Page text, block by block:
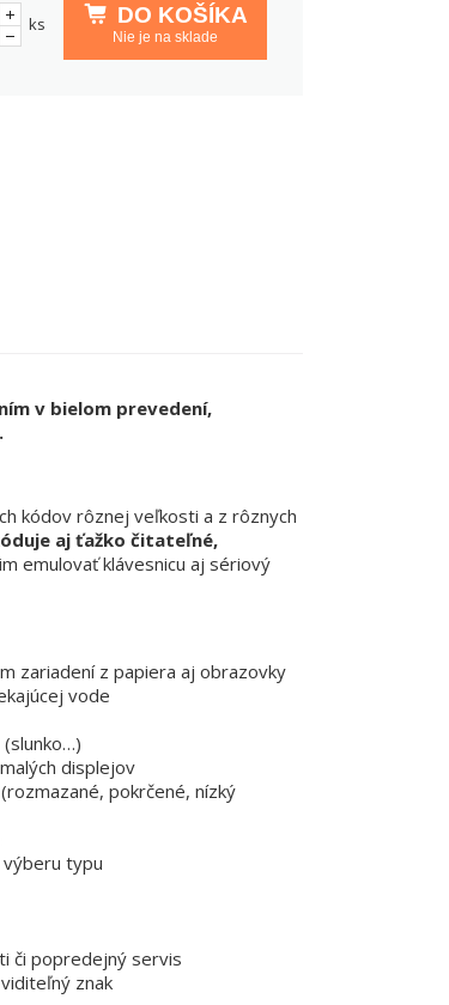
DO KOŠÍKA
Nie je na sklade
ks
v bielom prevedení,
kódov rôznej veľkosti a z rôznych
aj ťažko čitateľné,
emulovať klávesnicu aj sériový
zariadení z papiera aj obrazovky
vode
displejov
pokrčené, nízký
výberu typu
či popredejný servis
znak